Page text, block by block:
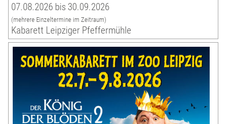
07.08.2026 bis 30.09.2026
(mehrere Einzeltermine im Zeitraum)
Kabarett Leipziger Pfeffermühle